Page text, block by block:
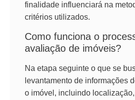
finalidade influenciará na
critérios utilizados.
Como funciona o
avaliação de imóveis?
Na etapa seguinte o que se
levantamento de informações
o imóvel, incluindo